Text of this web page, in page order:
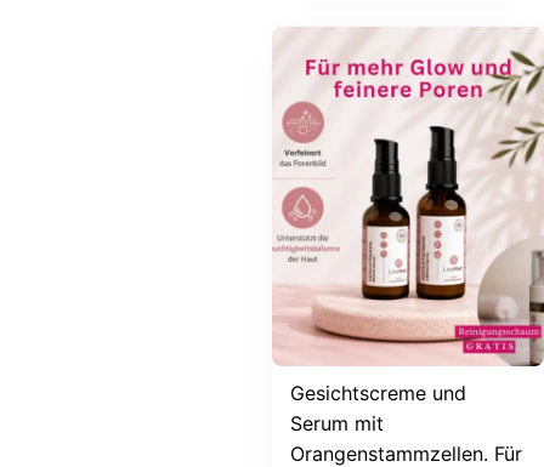
Gesichtscreme und
Serum mit
Orangenstammzellen. Für